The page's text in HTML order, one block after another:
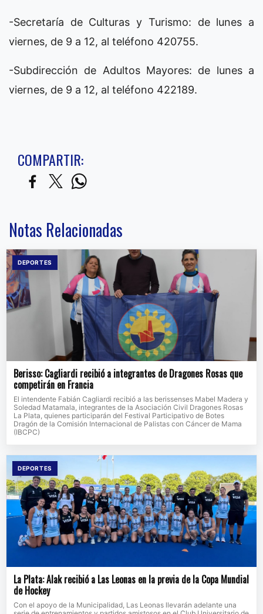
-Secretaría de Culturas y Turismo: de lunes a
viernes, de 9 a 12, al teléfono 420755.
-Subdirección de Adultos Mayores: de lunes a
viernes, de 9 a 12, al teléfono 422189.
COMPARTIR:
Notas Relacionadas
DEPORTES
Berisso: Cagliardi recibió a integrantes de Dragones Rosas que
competirán en Francia
El intendente Fabián Cagliardi recibió a las berissenses Mabel Madera y
Soledad Matamala, integrantes de la Asociación Civil Dragones Rosas
La Plata, quienes participarán del Festival Participativo de Botes
Dragón de la Comisión Internacional de Palistas con Cáncer de Mama
(IBCPC)
DEPORTES
La Plata: Alak recibió a Las Leonas en la previa de la Copa Mundial
de Hockey
Con el apoyo de la Municipalidad, Las Leonas llevarán adelante una